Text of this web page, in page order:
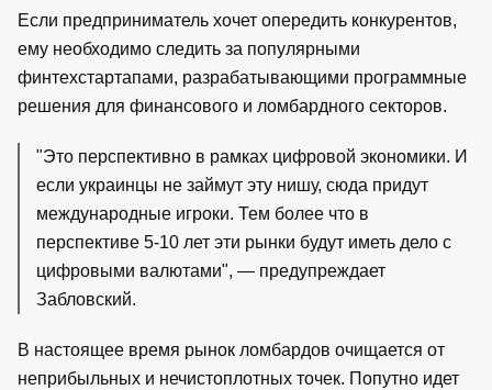
Если предприниматель хочет опередить конкурентов,
ему необходимо следить за популярными
финтехстартапами, разрабатывающими программные
решения для финансового и ломбардного секторов.
"Это перспективно в рамках цифровой экономики. И
если украинцы не займут эту нишу, сюда придут
международные игроки. Тем более что в
перспективе 5-10 лет эти рынки будут иметь дело с
цифровыми валютами", — предупреждает
Забловский.
В настоящее время рынок ломбардов очищается от
неприбыльных и нечистоплотных точек. Попутно идет